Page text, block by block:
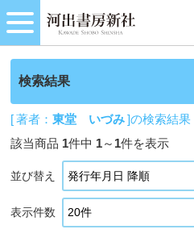
検索結果
[ 著者：東堂 いづみ]の検索結果
該当商品 1件中 1～ 1件を表示
並び替え
表示件数